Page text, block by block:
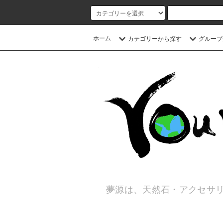
ホーム カテゴリーから探す グルー
夢源は、天然石・アクセサ